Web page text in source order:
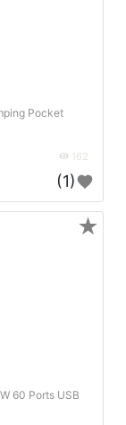
Pocket
162
(1)
60 Ports USB
★